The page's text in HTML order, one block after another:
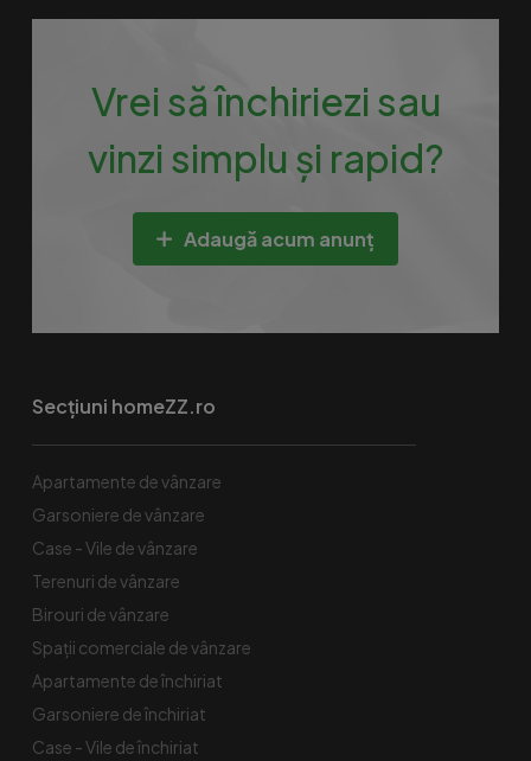
Vrei să închiriezi sau
vinzi simplu și rapid?
Adaugă acum anunț
Secțiuni homeZZ.ro
Apartamente de vânzare
Garsoniere de vânzare
Case - Vile de vânzare
Terenuri de vânzare
Birouri de vânzare
Spaţii comerciale de vânzare
Apartamente de închiriat
Garsoniere de închiriat
Case - Vile de închiriat